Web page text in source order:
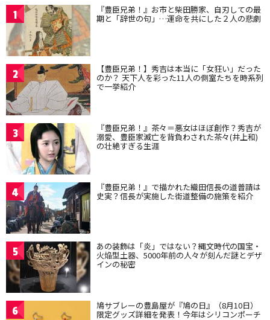
1 『豊臣兄弟！』お市と柴田勝家、自刃しての最
期と「辞世の句」…運命を共にした２人の悲劇
2 【豊臣兄弟！】秀吉は本当に「女狂い」だった
のか？ 天下人を彩った11人の側室たちを時系列
で一挙紹介
3 『豊臣兄弟！』茶々＝悪女はほぼ創作？秀吉が
溺愛、豊臣家滅亡を背負わされた茶々(井上和)
の壮絶すぎる生涯
4 『豊臣兄弟！』で描かれた織田信長の道普請は
史実？信長が実施した街道整備の施策を紹介
5 あの装飾は「炎」ではない？縄文時代の国宝・
火焔型土器、5000年前の人々が刻んだ謎とデザ
インの秘密
6 鳩サブレーの豊島屋が『鳩の日』（8月10日）
限定グッズ詳細を発表！今年はシリコンポーチ